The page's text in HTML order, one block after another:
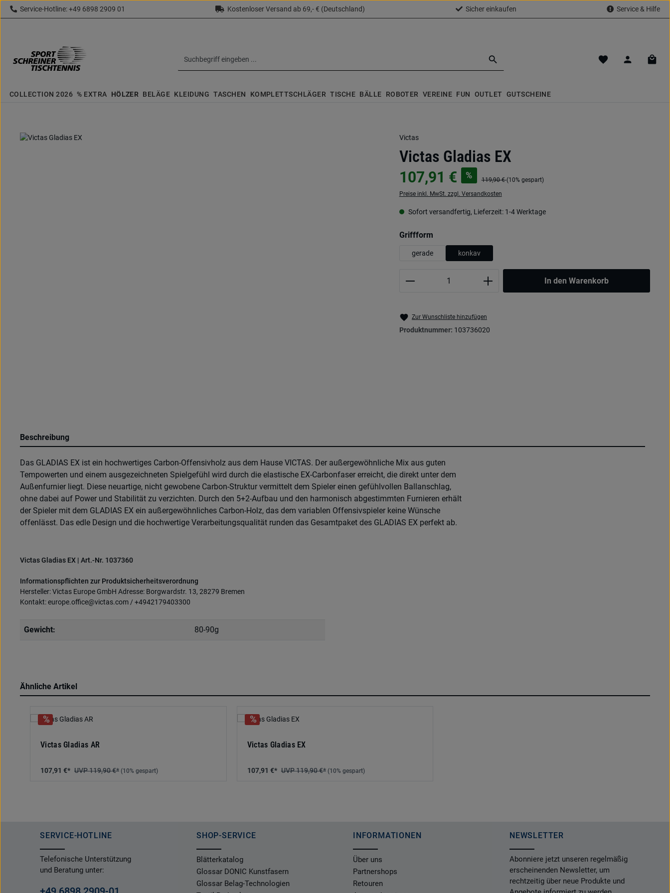
Hauptinhalt springen
Zur Suche springen
Zur Hauptnavigation springen
Service-Hotline: +49 6898 2909 01 Kostenloser Versand ab 69,- € (Deutschland) Sicher einkaufen
Service & Hilfe
Du hast 0 Produkte
COLLECTION 2026 % EXTRA HÖLZER BELÄGE KLEIDUNG TASCHEN KOMPLETTSCHLÄGER TISCHE BÄLLE ROBOTER VEREINE FUN OUTLET GUTSCHEINE
Bildergalerie überspringen Victas
Victas Gladias EX
107,91 € % 119,90 €(10% gespart)
Preise inkl. MwSt. zzgl. Versandkosten
Sofort versandfertig, Lieferzeit: 1-4 Werktage
Griffformauswählen
gerade konkav
Produkt Anzahl: Gib den gewünschten Wert ein
In den Warenkorb
Zur Wunschliste hinzufügen
Produktnummer: 103736020
Beschreibung
Das GLADIAS EX ist ein hochwertiges Carbon-Offensivholz aus dem Hause VICTAS. Der außergewöhnliche Mix aus guten
Tempowerten und einem ausgezeichneten Spielgefühl wird durch die elastische EX-Carbonfaser erreicht, die direkt unter dem
Außenfurnier liegt. Diese neuartige, nicht gewobene Carbon-Struktur vermittelt dem Spieler einen gefühlvollen Ballanschlag,
ohne dabei auf Power und Stabilität zu verzichten. Durch den 5+2-Aufbau und den harmonisch abgestimmten Furnieren erhält
der Spieler mit dem GLADIAS EX ein außergewöhnliches Carbon-Holz, das dem variablen Offensivspieler keine Wünsche
offenlässt. Das edle Design und die hochwertige Verarbeitungsqualität runden das Gesamtpaket des GLADIAS EX perfekt ab.
Victas Gladias EX | Art.-Nr. 1037360
Informationspflichten zur Produktsicherheitsverordnung
Hersteller: Victas Europe GmbH Adresse: Borgwardstr. 13, 28279 Bremen
Kontakt: europe.office@victas.com / +4942179403300
Gewicht: 80-90g
Ähnliche Artikel
Victas Gladias AR
107,91 €* 119,90 €* (10% gespart)
Victas Gladias EX
107,91 €* 119,90 €* (10% gespart)
SERVICE-HOTLINE
Telefonische Unterstützung
und Beratung unter:
SHOP-SERVICE
Blätterkatalog
Glossar DONIC Kunstfasern
Glossar Belag-Technologien
INFORMATIONEN
Über uns
Partnershops
Retouren
NEWSLETTER
Abonniere jetzt unseren regelmäßig
erscheinenden Newsletter, um
rechtzeitig über neue Produkte und